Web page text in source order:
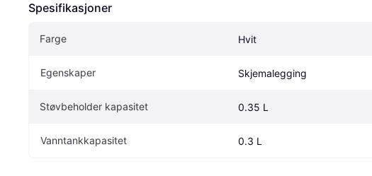
Spesifikasjoner
Farge Hvit
Egenskaper Skjemalegging
Støvbeholder kapasitet 0.35 L
Vanntankkapasitet 0.3 L